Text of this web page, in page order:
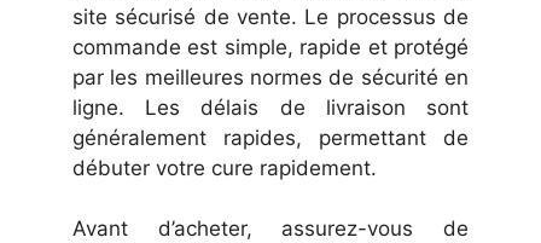
site sécurisé de vente. Le processus de
commande est simple, rapide et protégé
par les meilleures normes de sécurité en
ligne. Les délais de livraison sont
généralement rapides, permettant de
débuter votre cure rapidement.
Avant d’acheter, assurez-vous de